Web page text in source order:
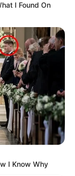
I Found On
I Know Why